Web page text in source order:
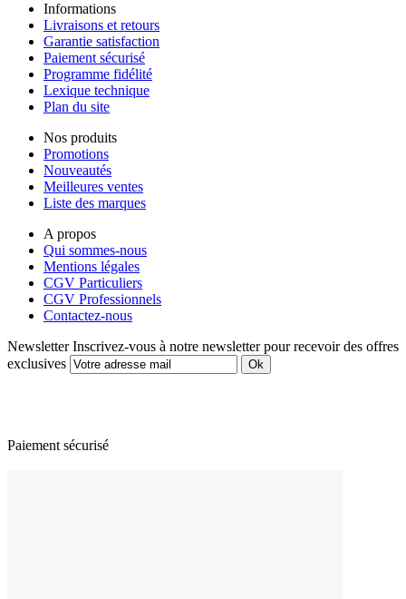
Informations
Livraisons et retours
Garantie satisfaction
Paiement sécurisé
Programme fidélité
Lexique technique
Plan du site
Nos produits
Promotions
Nouveautés
Meilleures ventes
Liste des marques
A propos
Qui sommes-nous
Mentions légales
CGV Particuliers
CGV Professionnels
Contactez-nous
Newsletter Inscrivez-vous à notre newsletter pour recevoir des offres
exclusives
Paiement sécurisé